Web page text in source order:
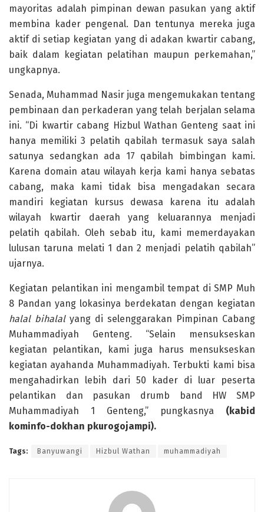
mayoritas adalah pimpinan dewan pasukan yang aktif
membina kader pengenal. Dan tentunya mereka juga
aktif di setiap kegiatan yang di adakan kwartir cabang,
baik dalam kegiatan pelatihan maupun perkemahan,”
ungkapnya.
Senada, Muhammad Nasir juga mengemukakan tentang
pembinaan dan perkaderan yang telah berjalan selama
ini. “Di kwartir cabang Hizbul Wathan Genteng saat ini
hanya memiliki 3 pelatih qabilah termasuk saya salah
satunya sedangkan ada 17 qabilah bimbingan kami.
Karena domain atau wilayah kerja kami hanya sebatas
cabang, maka kami tidak bisa mengadakan secara
mandiri kegiatan kursus dewasa karena itu adalah
wilayah kwartir daerah yang keluarannya menjadi
pelatih qabilah. Oleh sebab itu, kami memerdayakan
lulusan taruna melati 1 dan 2 menjadi pelatih qabilah”
ujarnya.
Kegiatan pelantikan ini mengambil tempat di SMP Muh
8 Pandan yang lokasinya berdekatan dengan kegiatan
halal bihalalyang di selenggarakan Pimpinan Cabang
Muhammadiyah Genteng. “Selain mensukseskan
kegiatan pelantikan, kami juga harus mensukseskan
kegiatan ayahanda Muhammadiyah. Terbukti kami bisa
mengahadirkan lebih dari 50 kader di luar peserta
pelantikan dan pasukan drumb band HW SMP
Muhammadiyah 1 Genteng,” pungkasnya (kabid
kominfo-dokhan pkurogojampi).
Tags: Banyuwangi Hizbul Wathan muhammadiyah